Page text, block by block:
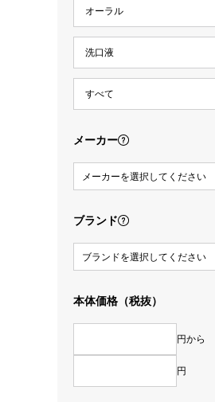
メーカー
メーカーを選択してください
ブランド
ブランドを選択してください
本体価格（税抜）
円から
円